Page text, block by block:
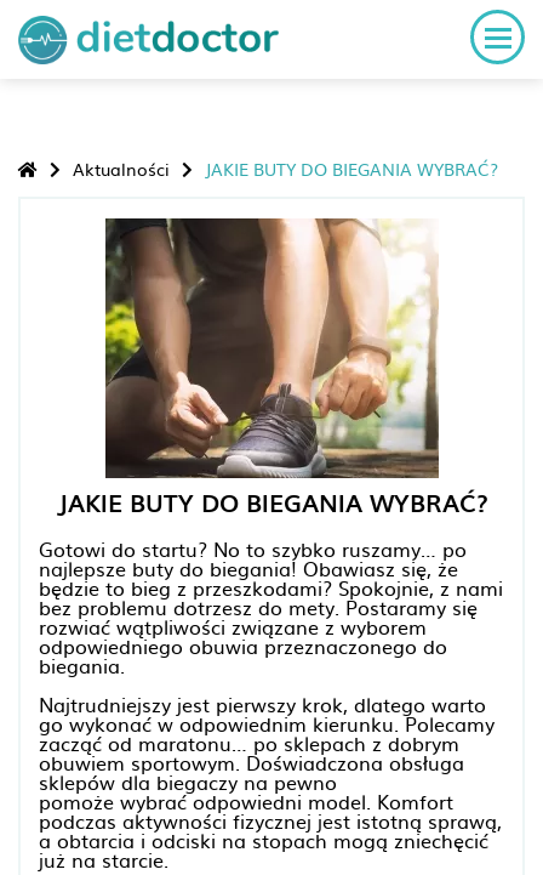
Aktualności JAKIE BUTY DO BIEGANIA WYBRAĆ?
JAKIE BUTY DO BIEGANIA WYBRAĆ?
Gotowi do startu? No to szybko ruszamy… po
najlepsze buty do biegania! Obawiasz się, że
będzie to bieg z przeszkodami? Spokojnie, z nami
bez problemu dotrzesz do mety. Postaramy się
rozwiać wątpliwości związane z wyborem
odpowiedniego obuwia przeznaczonego do
biegania.
Najtrudniejszy jest pierwszy krok, dlatego warto
go wykonać w odpowiednim kierunku. Polecamy
zacząć od maratonu… po sklepach z dobrym
obuwiem sportowym. Doświadczona obsługa
sklepów dla biegaczy na pewno
pomoże wybrać odpowiedni model. Komfort
podczas aktywności fizycznej jest istotną sprawą,
a obtarcia i odciski na stopach mogą zniechęcić
już na starcie.